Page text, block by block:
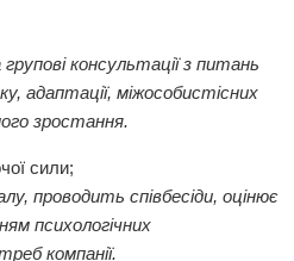
консультації з питань
адаптації, міжособистісних
зростання.
сили;
проводить співбесіди, оцінює
психологічних
компанії.